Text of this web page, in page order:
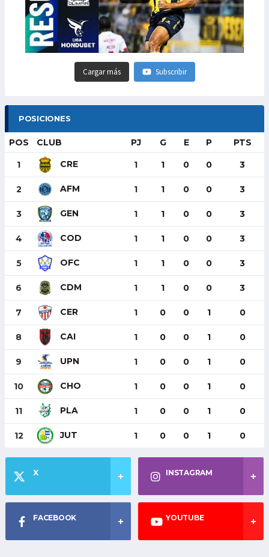
Cargar más Subscribir
POSICIONES
POS CLUB PJ G E P PTS
1 CRE 1 1 0 0 3
2 AFM 1 1 0 0 3
3 GEN 1 1 0 0 3
4 COD 1 1 0 0 3
5 OFC 1 1 0 0 3
6 CDM 1 1 0 0 3
7 CER 1 0 0 1 0
8 CAI 1 0 0 1 0
9 UPN 1 0 0 1 0
10 CHO 1 0 0 1 0
11 PLA 1 0 0 1 0
12 JUT 1 0 0 1 0
X INSTAGRAM
FACEBOOK YOUTUBE